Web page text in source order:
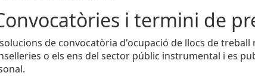
i termini de
de convocatòria d'ocupació de llocs de
o els ens del sector públic instrumental i es